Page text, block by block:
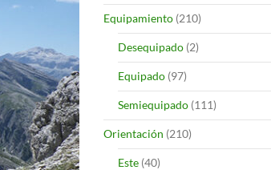
Equipamiento (210)
Desequipado (2)
Equipado (97)
Semiequipado (111)
Orientación (210)
Este (40)